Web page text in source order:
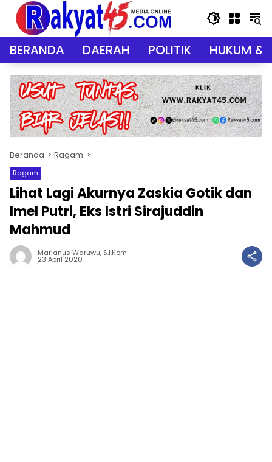
Langsung
konten
BERANDA DAERAH POLITIK HUKUM &
Beranda Ragam
Ragam
Lihat Lagi Akurnya Zaskia Gotik dan
Imel Putri, Eks Istri Sirajuddin
Mahmud
Marianus Waruwu, S.I.Kom
23 April 2020